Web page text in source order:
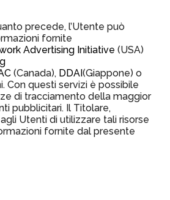
precede, l’Utente può
fornite
Advertising Initiative (USA)
(Canada), DDAI(Giappone) o
Con questi servizi è possibile
di tracciamento della maggior
pubblicitari. Il Titolare,
Utenti di utilizzare tali risorse
fornite dal presente